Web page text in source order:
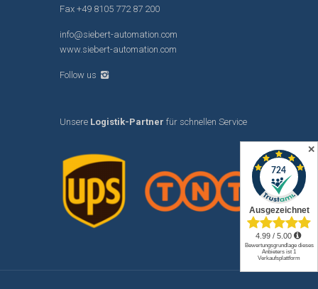
Fax +49 8105 772 87 200
info@siebert-automation.com
www.siebert-automation.com
Follow us
Unsere Logistik-Partner für schnellen Service
✕